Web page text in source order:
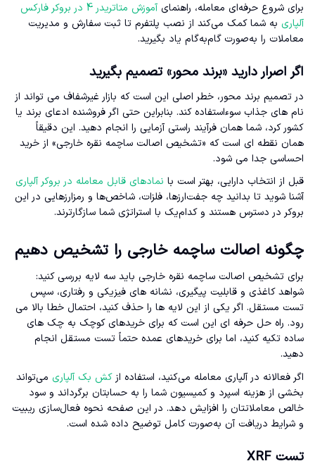
برای شروع حرفه‌ای معامله، راهنمای
آموزش متاتریدر 4 در بروکر فارکس
آلپاری به شما کمک می‌کند از نصب پلتفرم تا ثبت سفارش و مدیریت
معاملات را به‌صورت گام‌به‌گام یاد بگیرید.
اگر اصرار دارید «برند محور» تصمیم بگیرید
در تصمیم برند محور، خطر اصلی این است که بازار غیرشفاف می تواند از
نام های جذاب سوءاستفاده کند. بنابراین حتی اگر فروشنده ادعای برند یا
کشور کرد، شما همان فرآیند راستی آزمایی را انجام دهید. این دقیقاً
همان نقطه ای است که «تشخیص اصالت ساچمه نقره خارجی» از خرید
احساسی جدا می شود.
قبل از انتخاب دارایی، بهتر است با نمادهای قابل معامله در بروکر آلپاری
آشنا شوید تا بدانید چه جفت‌ارزها، فلزات، شاخص‌ها و رمزارزهایی در این
بروکر در دسترس هستند و کدام‌یک با استراتژی شما سازگارترند.
چگونه اصالت ساچمه خارجی را تشخیص دهیم
برای تشخیص اصالت ساچمه نقره خارجی باید سه لایه بررسی کنید:
شواهد کاغذی و قابلیت پیگیری، نشانه های فیزیکی و رفتاری، سپس
تست مستقل. اگر یکی از این لایه ها را حذف کنید، احتمال خطا بالا می
رود. راه حل حرفه ای این است که برای خریدهای کوچک به چک های
ساده تکیه کنید، اما برای خریدهای عمده حتماً تست مستقل انجام
دهید.
اگر فعالانه در آلپاری معامله می‌کنید، استفاده از کش بک آلپاری می‌تواند
بخشی از هزینه اسپرد و کمیسیون شما را به حسابتان برگرداند و سود
خالص معاملاتتان را افزایش دهد. در این صفحه نحوه فعال‌سازی ریبیت
و شرایط دریافت آن به‌صورت کامل توضیح داده شده است.
تست XRF